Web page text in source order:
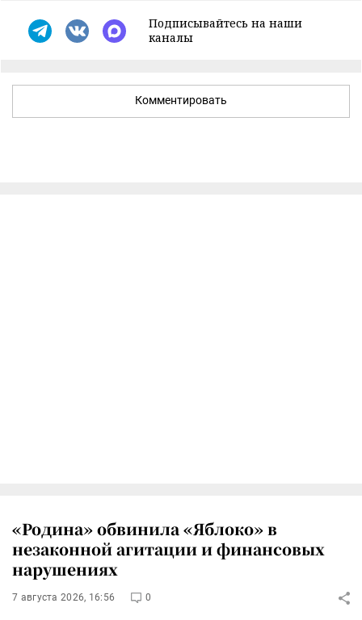
Подписывайтесь на наши
каналы
Комментировать
«Родина» обвинила «Яблоко» в
незаконной агитации и финансовых
нарушениях
7 августа 2026, 16:56 0